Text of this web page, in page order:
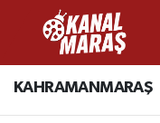
KAHRAMANMARAŞ
CANLI YAYIN